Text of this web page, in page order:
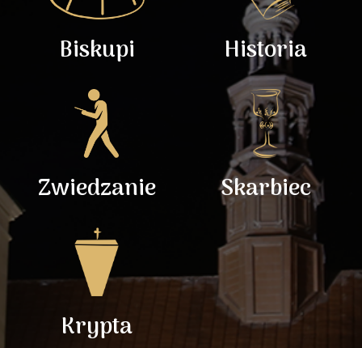
Biskupi Historia
Zwiedzanie Skarbiec
Krypta